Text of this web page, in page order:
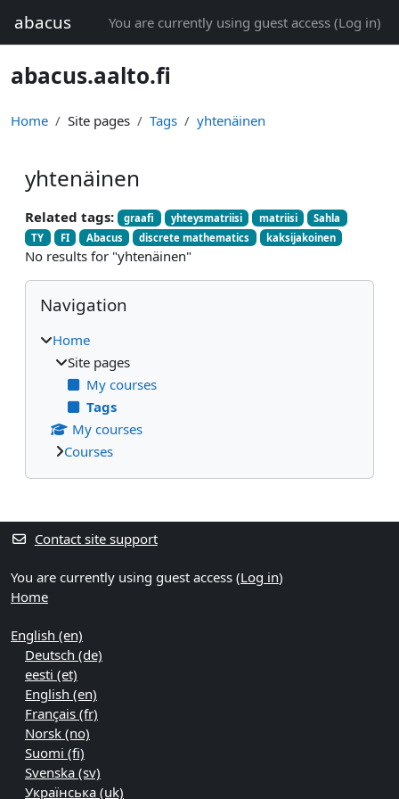
abacus You are currently using guest access (Log in)
abacus.aalto.fi
Home Site pages Tags yhtenäinen
yhtenäinen
Related tags: graafi yhteysmatriisi matriisi
Sahla
TY
FI Abacus discrete mathematics kaksijakoinen
No results for "yhtenäinen"
Blocks
Skip Navigation
Navigation
Home
Site pages
My courses
Tags
My courses
Courses
Supplementary blocks
Contact site support
You are currently using guest access (Log in)
Home
English ‎(en)‎
Deutsch ‎(de)‎
eesti ‎(et)‎
English ‎(en)‎
Français ‎(fr)‎
Norsk ‎(no)‎
Suomi ‎(fi)‎
Svenska ‎(sv)‎
Українська ‎(uk)‎